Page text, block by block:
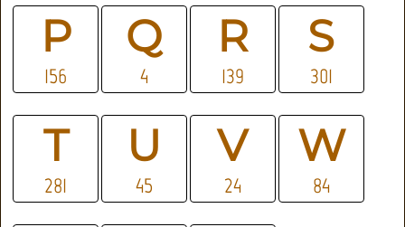
P
156
Q
4
R
139
S
301
T
281
U
45
V
24
W
84